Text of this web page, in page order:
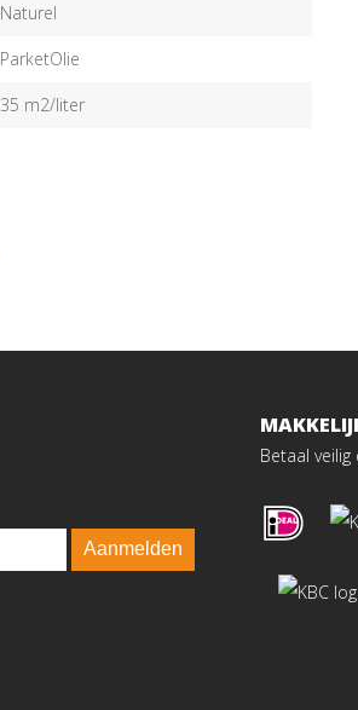
Naturel
ParketOlie
35 m2/liter
Aanmelden
Betaal